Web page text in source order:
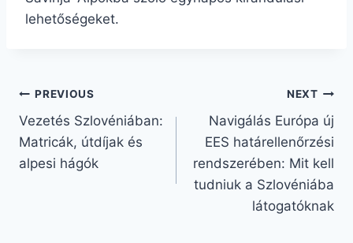
lehetőségeket.
Bejegyzés
navigáció
PREVIOUS
Vezetés Szlovéniában:
Matricák, útdíjak és
alpesi hágók
NEXT
Navigálás Európa új
EES határellenőrzési
rendszerében: Mit kell
tudniuk a Szlovéniába
látogatóknak